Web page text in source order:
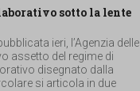
sotto la lente
ieri, l’Agenzia delle
assetto del regime di
disegnato dalla
si articola in due